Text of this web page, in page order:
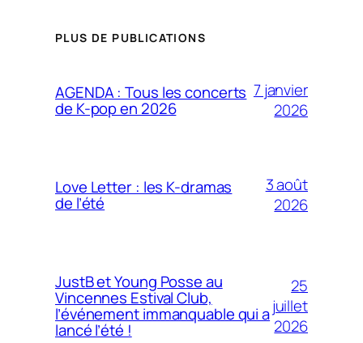
PLUS DE PUBLICATIONS
AGENDA : Tous les concerts
de K-pop en 2026
7 janvier
2026
Love Letter : les K-dramas
de l’été
3 août
2026
JustB et Young Posse au
Vincennes Estival Club,
l’événement immanquable qui a
lancé l’été !
25
juillet
2026